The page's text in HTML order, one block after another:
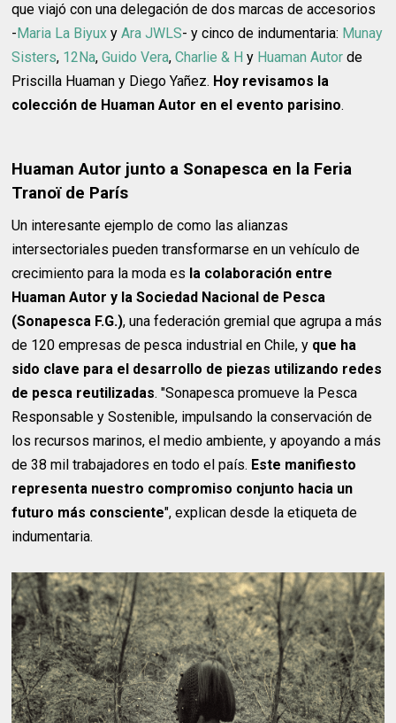
que viajó con una delegación de dos marcas de accesorios
- Maria La Biyux yAra JWLS- y cinco de indumentaria: Munay
Sisters, 12Na,Guido Vera,Charlie & H y Huaman Autor de
Priscilla Huaman y Diego Yañez. Hoy revisamos la
colección de Huaman Autor en el evento parisino.
Huaman Autor junto a Sonapesca en la Feria
Tranoï de París
Un interesante ejemplo de como las alianzas
intersectoriales pueden transformarse en un vehículo de
crecimiento para la moda es la colaboración entre
Huaman Autor y la Sociedad Nacional de Pesca
(Sonapesca F.G.), una federación gremial que agrupa a más
de 120 empresas de pesca industrial en Chile, y que ha
sido clave para el desarrollo de piezas utilizando redes
de pesca reutilizadas. "Sonapesca promueve la Pesca
Responsable y Sostenible, impulsando la conservación de
los recursos marinos, el medio ambiente, y apoyando a más
de 38 mil trabajadores en todo el país. Este manifiesto
representa nuestro compromiso conjunto hacia un
futuro más consciente", explican desde la etiqueta de
indumentaria.